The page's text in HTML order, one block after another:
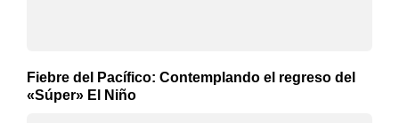
Fiebre del Pacífico: Contemplando el regreso del
«Súper» El Niño